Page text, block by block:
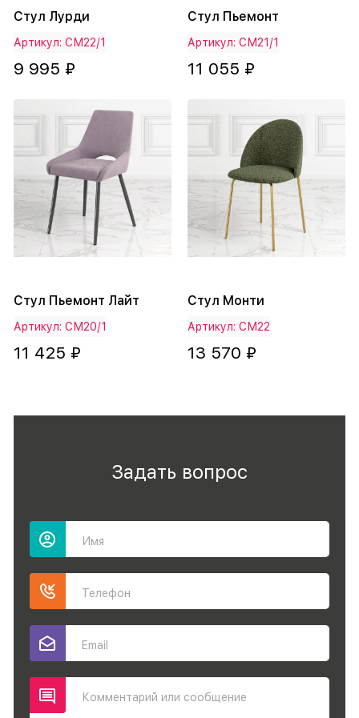
Стул Лурди
Артикул: СМ22/1
9 995 ₽
Стул Пьемонт
Артикул: СМ21/1
11 055 ₽
Стул Пьемонт Лайт
Артикул: СМ20/1
11 425 ₽
Стул Монти
Артикул: СМ22
13 570 ₽
Задать вопрос
Имя
Телефон
Email
Комментарий или сообщение